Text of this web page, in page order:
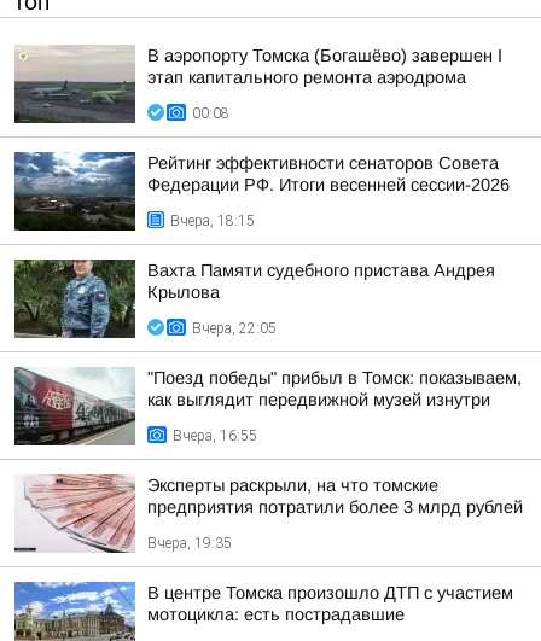
В аэропорту Томска (Богашёво) завершен I
этап капитального ремонта аэродрома
00:08
Рейтинг эффективности сенаторов Совета
Федерации РФ. Итоги весенней сессии-2026
Вчера, 18:15
Вахта Памяти судебного пристава Андрея
Крылова
Вчера, 22:05
"Поезд победы" прибыл в Томск: показываем,
как выглядит передвижной музей изнутри
Вчера, 16:55
Эксперты раскрыли, на что томские
предприятия потратили более 3 млрд рублей
Вчера, 19:35
В центре Томска произошло ДТП с участием
мотоцикла: есть пострадавшие